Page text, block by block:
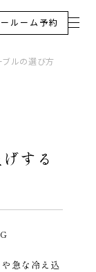
ルーム予約
ブルの選び方
する
急な冷え込